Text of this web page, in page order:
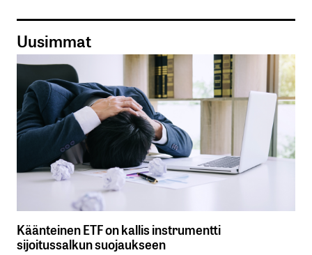
Uusimmat
Käänteinen ETF on kallis instrumentti
sijoitussalkun suojaukseen